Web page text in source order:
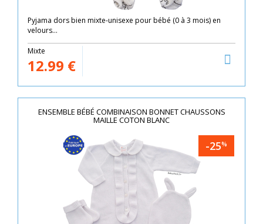
Pyjama dors bien mixte-unisexe pour bébé (0 à 3 mois) en
velours...
Mixte
12.99 €
ENSEMBLE BÉBÉ COMBINAISON BONNET CHAUSSONS
MAILLE COTON BLANC
-25%